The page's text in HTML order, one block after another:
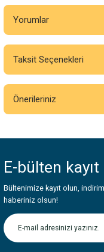
Yorumlar
Taksit Seçenekleri
Önerileriniz
Görüş ve önerileriniz için
Ürün resmi kalitesiz,
Ürün açıklamasında
Ürün bilgilerinde
E-bülten kayıt
Bültenimize kayıt olun,
haberiniz olsun!